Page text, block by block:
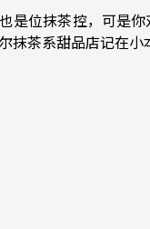
位抹茶控，可是你
抹茶系甜品店记在小